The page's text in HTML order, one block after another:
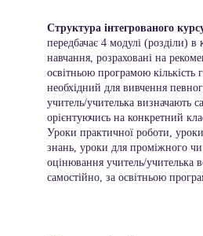
Структура інтегрованого
передбачає 4 модулі (розділи)
навчання, розраховані на
освітньою програмою кількість
необхідний для вивчення
учитель/учителька визначають
орієнтуючись на конкретний
Уроки практичної роботи,
знань, уроки для проміжного
оцінювання учитель/учителька
самостійно, за освітньою